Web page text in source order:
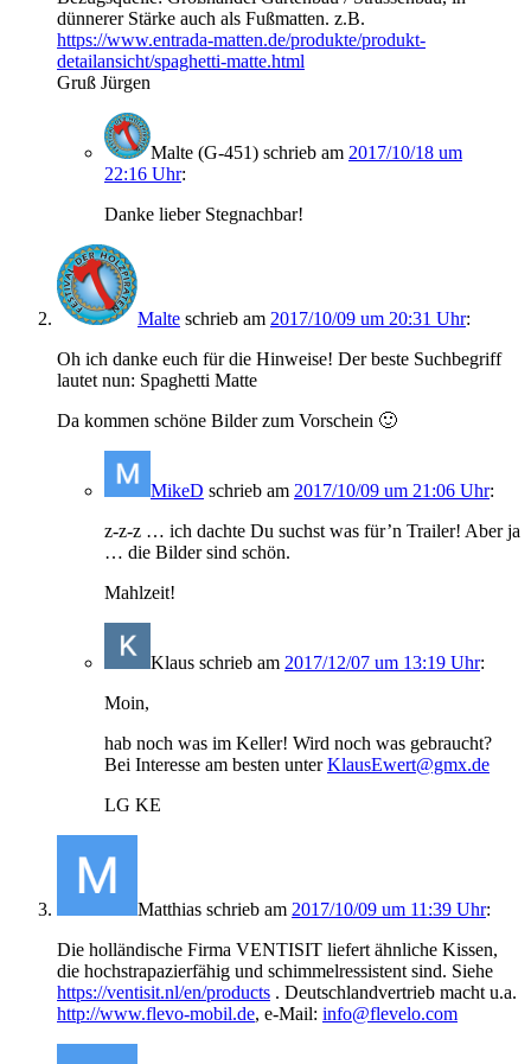
dünnerer Stärke auch als Fußmatten. z.B.
https://www.entrada-matten.de/produkte/produkt-
detailansicht/spaghetti-matte.html
Gruß Jürgen
Malte (G-451) schrieb am 2017/10/18 um
22:16 Uhr:
Danke lieber Stegnachbar!
Malte schrieb am 2017/10/09 um 20:31 Uhr:
Oh ich danke euch für die Hinweise! Der beste Suchbegriff
lautet nun: Spaghetti Matte
Da kommen schöne Bilder zum Vorschein 🙂
MikeD schrieb am 2017/10/09 um 21:06 Uhr:
z-z-z … ich dachte Du suchst was für’n Trailer! Aber ja
… die Bilder sind schön.
Mahlzeit!
Klaus schrieb am 2017/12/07 um 13:19 Uhr:
Moin,
hab noch was im Keller! Wird noch was gebraucht?
Bei Interesse am besten unterKlausEwert@gmx.de
LG KE
Matthias schrieb am 2017/10/09 um 11:39 Uhr:
Die holländische Firma VENTISIT liefert ähnliche Kissen,
die hochstrapazierfähig und schimmelressistent sind. Siehe
https://ventisit.nl/en/products . Deutschlandvertrieb macht u.a.
http://www.flevo-mobil.de, e-Mail: info@flevelo.com